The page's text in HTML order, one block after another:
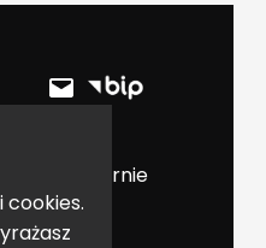
E-mailBIP
Jeziornie
cookies.